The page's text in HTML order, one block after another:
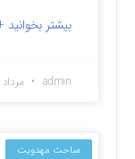
بیشتر بخوانید
admin مرداد ۲۳, ۱۴۰۳
مباحث مهدویت